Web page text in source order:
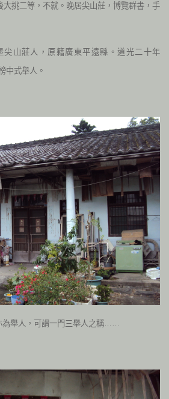
大挑二等，不就。晚居尖山莊，博覽群書，手
尖山莊人，原籍廣東平遠縣。道光二十年
中式舉人。
為舉人，可謂一門三舉人之稱……